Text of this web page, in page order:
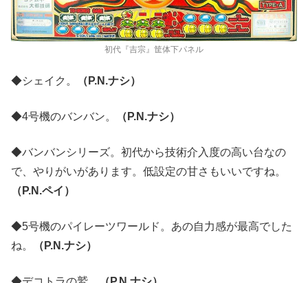
初代『吉宗』筐体下パネル
◆シェイク。 （P.N.ナシ）
◆4号機のバンバン。 （P.N.ナシ）
◆バンバンシリーズ。初代から技術介入度の高い台なの
で、やりがいがあります。低設定の甘さもいいですね。
（P.N.ペイ）
◆5号機のパイレーツワールド。あの自力感が最高でした
ね。
（P.N.ナシ）